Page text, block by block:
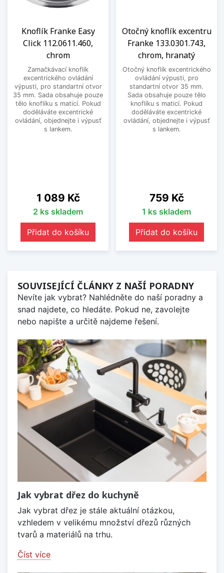
Knoflík Franke Easy
Click 112.0611.460,
chrom
Zamačkávací knoflík
excentrického ovládání
výpusti, pro standartní otvor
35 mm. Sada obsahuje pouze
tělo knoflíku s maticí. Pokud
doděláváte excentrické
ovládání, objednejte i výpusť
s lankem.
Cena
1 089 Kč
2 ks skladem
Přidat do košíku
Otočný knoflík excentru
Franke 133.0301.743,
chrom, hranatý
Otočný knoflík excentrického
ovládání výpusti, pro
standartní otvor 35 mm.
Sada obsahuje pouze tělo
knoflíku s maticí. Pokud
doděláváte excentrické
ovládání, objednejte i výpusť
s lankem.
Cena
759 Kč
1 ks skladem
Přidat do košíku
SOUVISEJÍCÍ ČLÁNKY Z NAŠÍ PORADNY
Nevíte jak vybrat? Nahlédněte do naší poradny a
snad najdete, co hledáte. Pokud ne, zavolejte
nebo napište a určitě najdeme řešení.
Jak vybrat dřez do kuchyně
Jak vybrat dřez je stále aktuální otázkou,
vzhledem v velikému množství dřezů různých
tvarů a materiálů na trhu.
Číst více